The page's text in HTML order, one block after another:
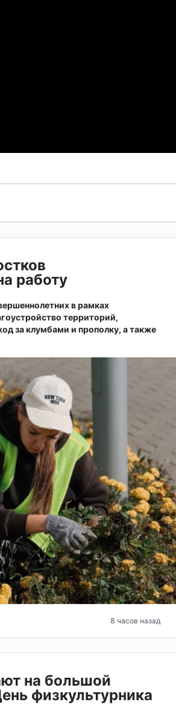
работу
в рамках
территорий,
за клумбами и прополку, а также
8 часов назад
на большой
физкультурника